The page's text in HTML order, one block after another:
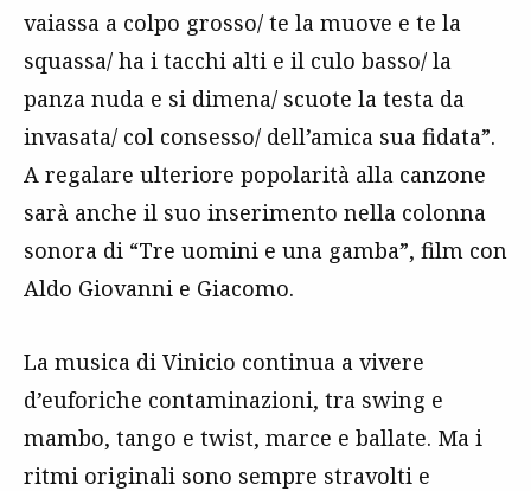
vaiassa a colpo grosso/ te la muove e te la
squassa/ ha i tacchi alti e il culo basso/ la
panza nuda e si dimena/ scuote la testa da
invasata/ col consesso/ dell’amica sua fidata”.
A regalare ulteriore popolarità alla canzone
sarà anche il suo inserimento nella colonna
sonora di “Tre uomini e una gamba”, film con
Aldo Giovanni e Giacomo.
La musica di Vinicio continua a vivere
d’euforiche contaminazioni, tra swing e
mambo, tango e twist, marce e ballate. Ma i
ritmi originali sono sempre stravolti e